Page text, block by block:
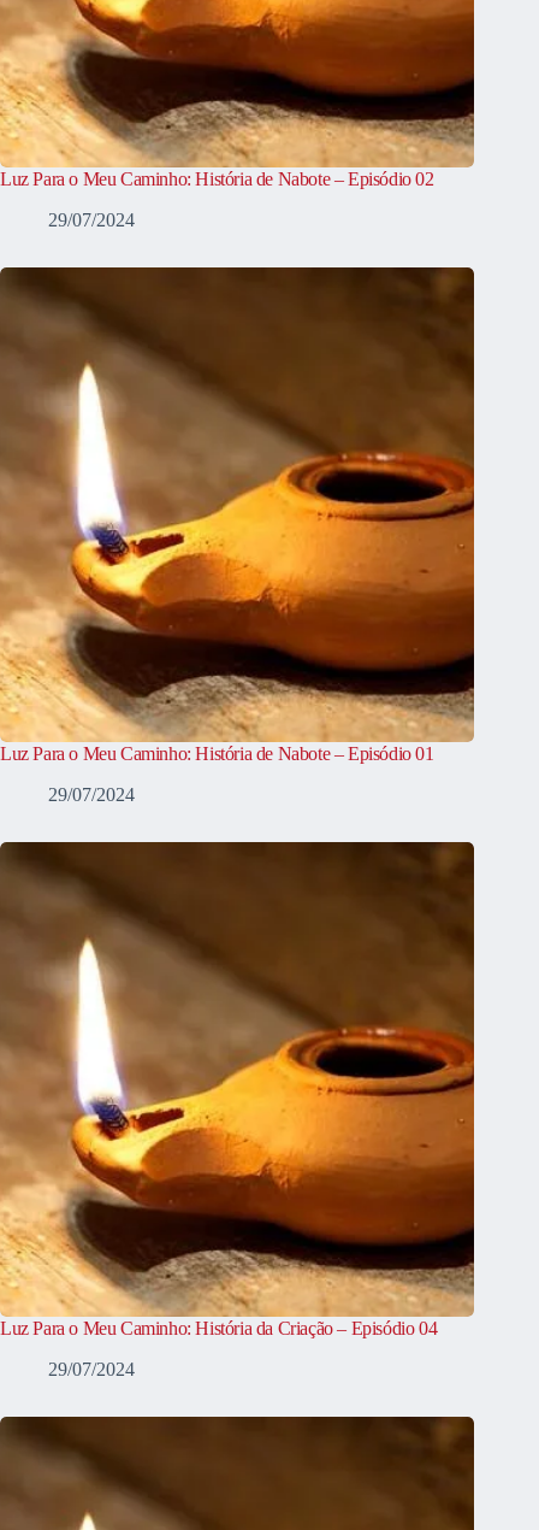
Luz Para o Meu Caminho: História de Nabote – Episódio 02
29/07/2024
Luz Para o Meu Caminho: História de Nabote – Episódio 01
29/07/2024
Luz Para o Meu Caminho: História da Criação – Episódio 04
29/07/2024